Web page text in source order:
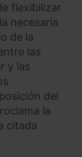
flexibilizar
necesaria
de la
las
y las
del
la
citada